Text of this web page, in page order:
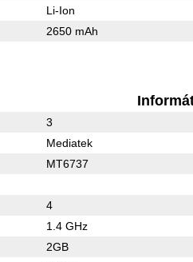
Li-Ion
2650 mAh
3
Mediatek
MT6737
4
1.4 GHz
2GB